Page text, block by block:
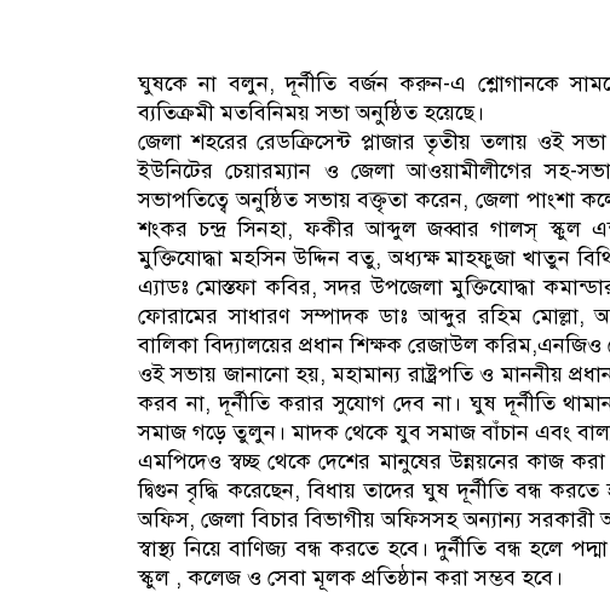
ঘুষকে না বলুন, দূর্নীতি বর্জন করুন-এ শ্লোগানকে
ব্যতিক্রমী মতবিনিময় সভা অনুষ্ঠিত হয়েছে।
জেলা শহরের রেডক্রিসেন্ট প্লাজার তৃতীয় তলায় ওই
ইউনিটের চেয়ারম্যান ও জেলা আওয়ামীলীগের সহ-
সভাপতিত্বে অনুষ্ঠিত সভায় বক্তৃতা করেন, জেলা পাংশা
শংকর চন্দ্র সিনহা, ফকীর আব্দুল জব্বার গালস্ স্কুল
মুক্তিযোদ্ধা মহসিন উদ্দিন বতু, অধ্যক্ষ মাহফুজা খাতুন
এ্যাডঃ মোস্তফা কবির, সদর উপজেলা মুক্তিযোদ্ধা
ফোরামের সাধারণ সম্পাদক ডাঃ আব্দুর রহিম মোল্লা,
বালিকা বিদ্যালয়ের প্রধান শিক্ষক রেজাউল
ওই সভায় জানানো হয়, মহামান্য রাষ্ট্রপতি ও মাননীয়
করব না, দূর্নীতি করার সুযোগ দেব না। ঘুষ দূর্নীতি
সমাজ গড়ে তুলুন। মাদক থেকে যুব সমাজ বাঁচান এবং
এমপিদেও স্বচ্ছ থেকে দেশের মানুষের উন্নয়নের কাজ
দ্বিগুন বৃদ্ধি করেছেন, বিধায় তাদের ঘুষ দূর্নীতি বন্ধ
অফিস, জেলা বিচার বিভাগীয় অফিসসহ অন্যান্য সরকারী
স্বাস্থ্য নিয়ে বাণিজ্য বন্ধ করতে হবে। দুর্নীতি বন্ধ হলে
স্কুল , কলেজ ও সেবা মূলক প্রতিষ্ঠান করা সম্ভব হবে।